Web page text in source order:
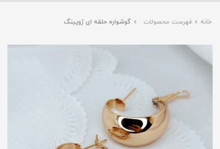
خانه فهرست محصولات گوشواره حلقه ای ژوپینگ